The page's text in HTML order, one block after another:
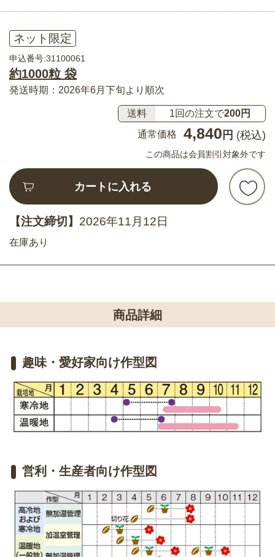
ネット限定
申込番号:31100061
約1000粒 袋
発送時期：2026年6月下旬より順次
送料 1回の注文で200円
通常価格
4,840 円 (税込)
この商品は会員割引対象外です
カートに入れる
【注文締切】 2026年11月12日
在庫あり
商品詳細
趣味・愛好家向け作型図
営利・生産者向け作型図